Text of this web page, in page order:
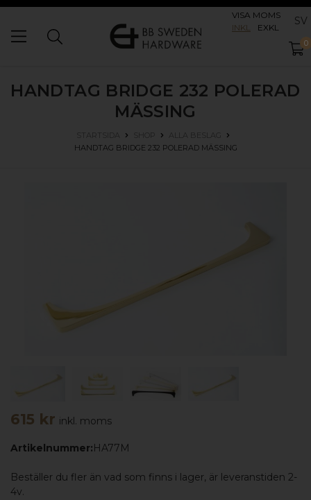
VISA MOMS
INKL
EXKL SV
0
HANDTAG BRIDGE 232 POLERAD
MÄSSING
STARTSIDA SHOP
ALLA BESLAG
HANDTAG BRIDGE 232 POLERAD MÄSSING
615 kr inkl. moms
Artikelnummer: HA77M
Beställer du fler än vad som finns i lager, är leveranstiden 2-
4v.